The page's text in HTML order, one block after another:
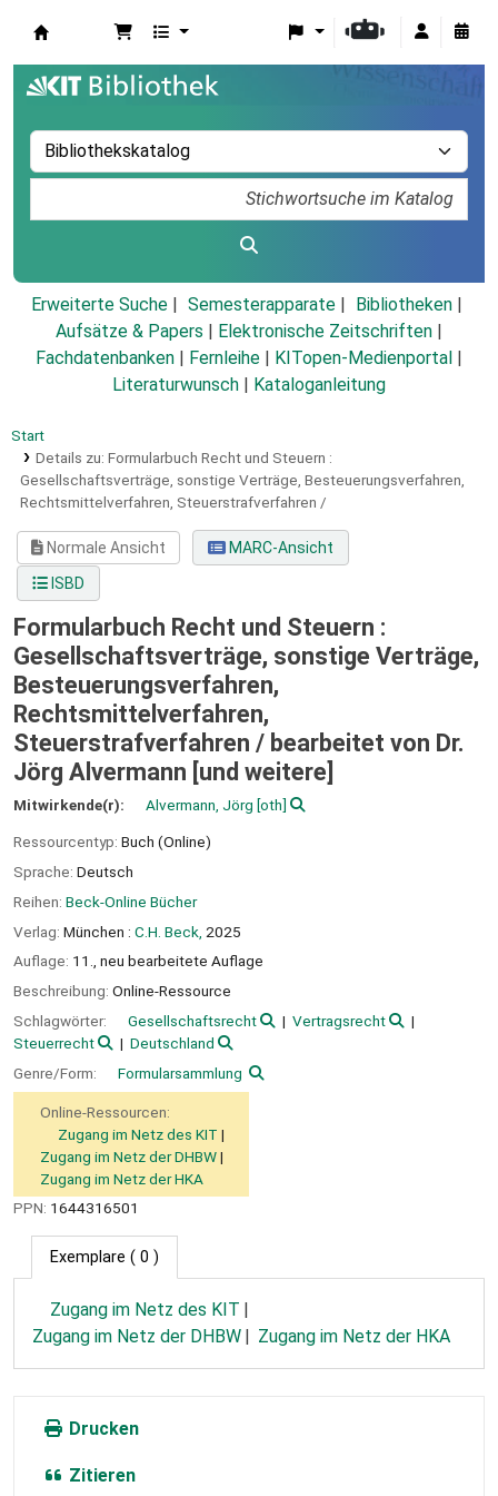
Erweiterte Suche Semesterapparate
Bibliotheken
Aufsätze & Papers
Elektronische Zeitschriften
Fachdatenbanken
Fernleihe KITopen-Medienportal
Literaturwunsch
Kataloganleitung
Start
Details zu: Formularbuch Recht und Steuern :
Gesellschaftsverträge, sonstige Verträge, Besteuerungsverfahren,
Rechtsmittelverfahren, Steuerstrafverfahren /
Normale Ansicht
MARC-Ansicht
ISBD
Formularbuch Recht und Steuern :
Gesellschaftsverträge, sonstige Verträge,
Besteuerungsverfahren,
Rechtsmittelverfahren,
Steuerstrafverfahren / bearbeitet von Dr.
Jörg Alvermann [und weitere]
Mitwirkende(r): Alvermann, Jörg [oth]
Ressourcentyp: Buch (Online)
Sprache: Deutsch
Reihen: Beck-Online Bücher
Verlag: München : C.H. Beck, 2025
Auflage: 11., neu bearbeitete Auflage
Beschreibung: Online-Ressource
Schlagwörter:
Gesellschaftsrecht
Vertragsrecht
Steuerrecht
Deutschland
Genre/Form:
Formularsammlung
Online-Ressourcen:
Zugang im Netz des KIT
Zugang im Netz der DHBW
Zugang im Netz der HKA
PPN: 1644316501
Exemplare ( 0 )
Zugang im Netz des KIT
Zugang im Netz der DHBW
Zugang im Netz der HKA
Drucken
Zitieren